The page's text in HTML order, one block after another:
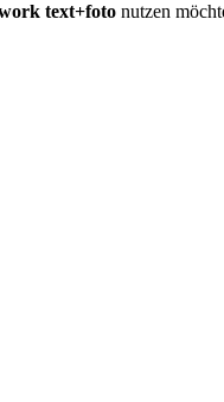
text+foto nutzen